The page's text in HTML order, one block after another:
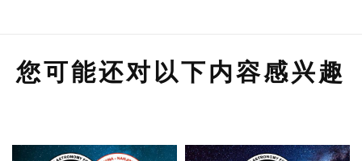
您可能还对以下内容感兴趣